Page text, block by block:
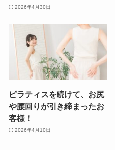
2026年4月30日
ピラティスを続けて、お尻
や腰回りが引き締まったお
客様！
2026年4月10日